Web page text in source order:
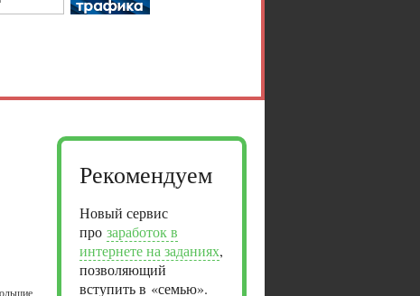
Рекомендуем
Новый сервис
про заработок в
интернете на заданиях,
позволяющий
вступить в «семью».